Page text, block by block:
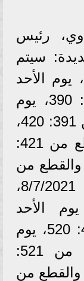
رئيس
سيتم
تسليم القطع من 331 :360، يوم الأحد
4/7/2021، والقطع من 361: 390، يوم
الإثنين 5/7/2021، والقطع من 391: 420،
يوم الثلاثاء 6/7/2021، والقطع من 421:
يوم الأربعاء 7/7/2021، والقطع من
451: 462، يوم الخميس 8/7/2021،
من 463 :490، يوم الأحد
11/7/2021، والقطع من 491: 520، يوم
الإثنين 12/7/2021، والقطع من 521:
يوم الثلاثاء 13/7/2021، والقطع من